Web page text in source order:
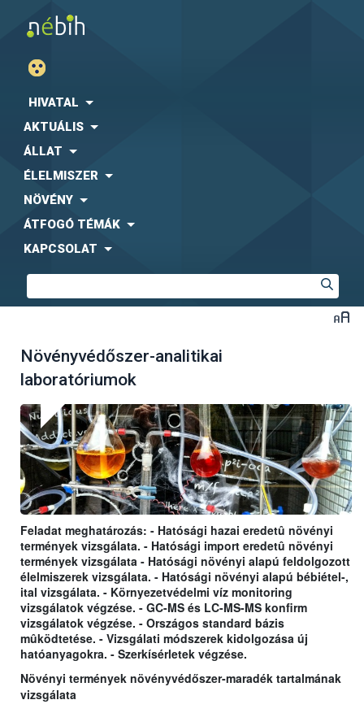
HIVATAL
AKTUÁLIS
ÁLLAT
ÉLELMISZER
NÖVÉNY
ÁTFOGÓ TÉMÁK
KAPCSOLAT
Növényvédőszer-analitikai
laboratóriumok
Feladat meghatározás: - Hatósági hazai eredetû növényi
termények vizsgálata. - Hatósági import eredetû növényi
termények vizsgálata - Hatósági növényi alapú feldolgozott
élelmiszerek vizsgálata. - Hatósági növényi alapú bébiétel-,
ital vizsgálata. - Környezetvédelmi víz monitoring
vizsgálatok végzése. - GC-MS és LC-MS-MS konfirm
vizsgálatok végzése. - Országos standard bázis
mûködtetése. - Vizsgálati módszerek kidolgozása új
hatóanyagokra. - Szerkísérletek végzése.
Növényi termények növényvédőszer-maradék tartalmának
vizsgálata